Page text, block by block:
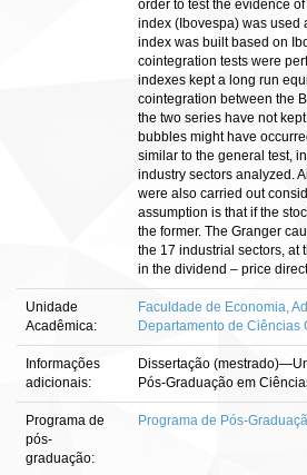
order to test the evidence
index (Ibovespa) was used
index was built based on
cointegration tests were
indexes kept a long run
cointegration between the
the two series have not
bubbles might have
similar to the general test,
industry sectors analyzed.
were also carried out
assumption is that if the
the former. The Granger
the 17 industrial sectors, at
in the dividend – price
Unidade
Acadêmica:
Faculdade de Economia,
Departamento de Ciências
Informações
adicionais:
Dissertação
Pós-Graduação em
Programa de
pós-
graduação:
Programa de Pós-